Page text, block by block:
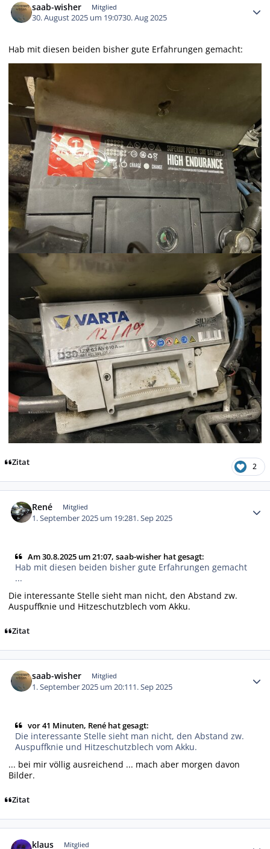
saab-wisher Mitglied
30. August 2025 um 19:0730. Aug 2025
Hab mit diesen beiden bisher gute Erfahrungen gemacht:
Zitat 2
René Mitglied
1. September 2025 um 19:281. Sep 2025
Am 30.8.2025 um 21:07, saab-wisher hat gesagt:
Hab mit diesen beiden bisher gute Erfahrungen gemacht
...
Die interessante Stelle sieht man nicht, den Abstand zw.
Auspuffknie und Hitzeschutzblech vom Akku.
Zitat
saab-wisher Mitglied
1. September 2025 um 20:111. Sep 2025
vor 41 Minuten, René hat gesagt:
Die interessante Stelle sieht man nicht, den Abstand zw.
Auspuffknie und Hitzeschutzblech vom Akku.
... bei mir völlig ausreichend ... mach aber morgen davon
Bilder.
Zitat
klaus Mitglied